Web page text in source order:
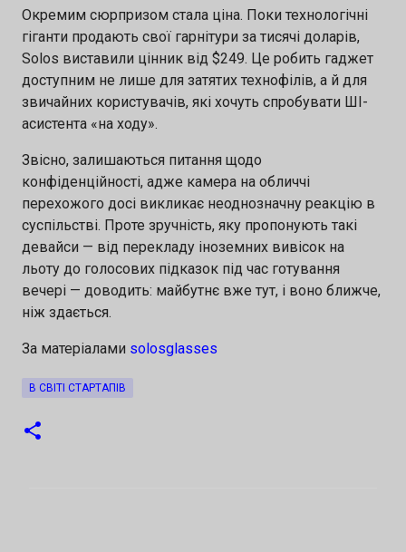
Окремим сюрпризом стала ціна. Поки технологічні
гіганти продають свої гарнітури за тисячі доларів,
Solos виставили цінник від $249. Це робить гаджет
доступним не лише для затятих технофілів, а й для
звичайних користувачів, які хочуть спробувати ШІ-
асистента «на ходу».
Звісно, залишаються питання щодо
конфіденційності, адже камера на обличчі
перехожого досі викликає неоднозначну реакцію в
суспільстві. Проте зручність, яку пропонують такі
девайси — від перекладу іноземних вивісок на
льоту до голосових підказок під час готування
вечері — доводить: майбутнє вже тут, і воно ближче,
ніж здається.
За матеріалами solosglasses
В СВІТІ СТАРТАПІВ